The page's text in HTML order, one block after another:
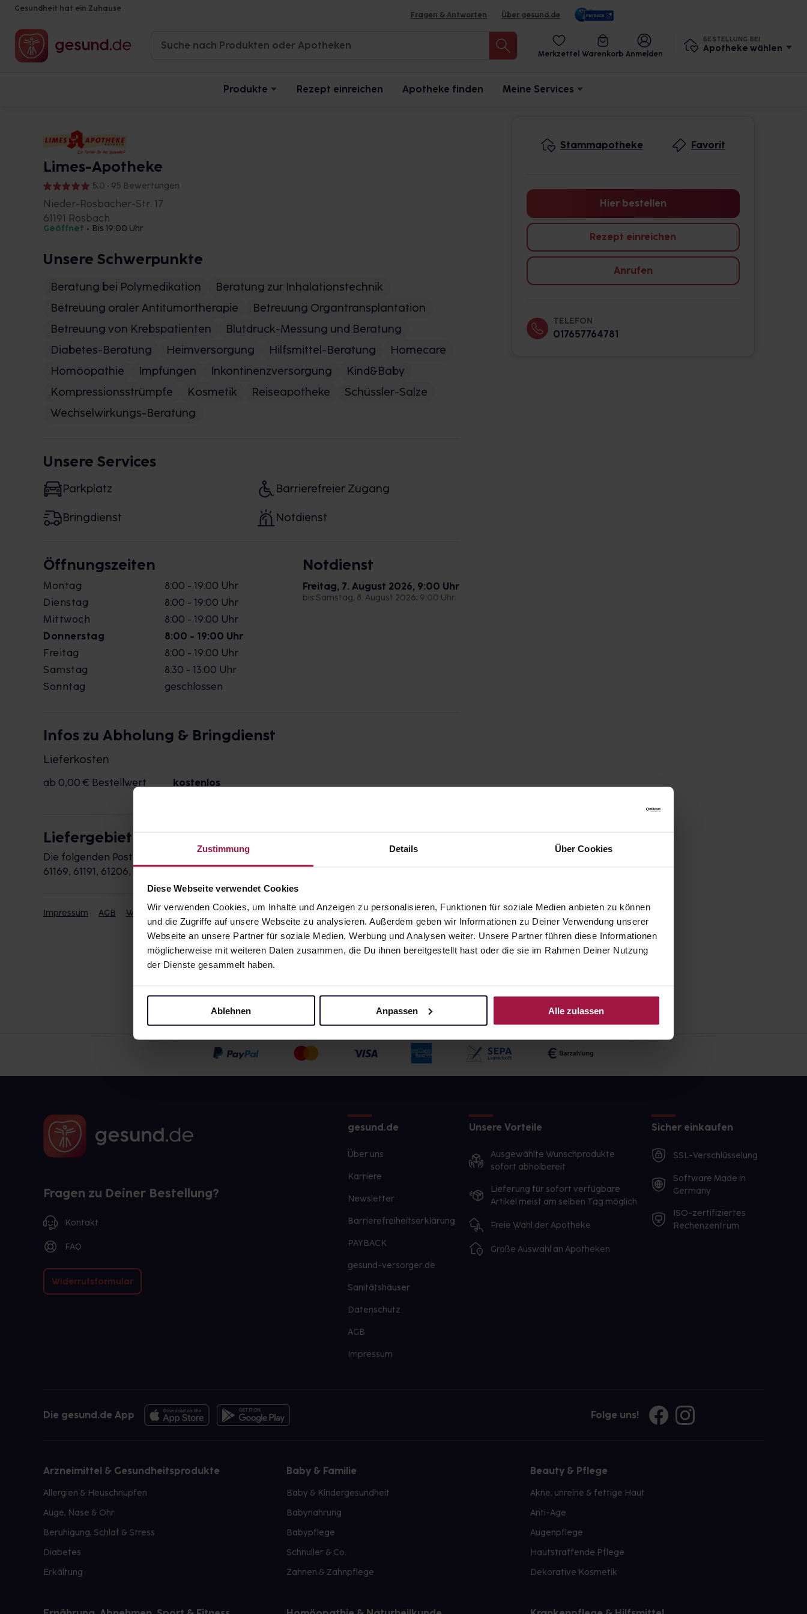
Zustimmung Details Über Cookies
Diese Webseite verwendet Cookies
Wir verwenden Cookies, um Inhalte und Anzeigen zu personalisieren, Funktionen für soziale Medien anbieten zu können
und die Zugriffe auf unsere Webseite zu analysieren. Außerdem geben wir Informationen zu Deiner Verwendung unserer
Webseite an unsere Partner für soziale Medien, Werbung und Analysen weiter. Unsere Partner führen diese Informationen
möglicherweise mit weiteren Daten zusammen, die Du ihnen bereitgestellt hast oder die sie im Rahmen Deiner Nutzung
der Dienste gesammelt haben.
Ablehnen Anpassen Alle zulassen
Gesundheit hat ein Zuhause
Fragen & Antworten Über gesund.de
Merkzettel Warenkorb Anmelden
BESTELLUNG BEI
Apotheke wählen
Produkte Rezept einreichen Apotheke finden Meine Services
Limes-Apotheke
5,0 • 95 Bewertungen
Nieder-Rosbacher-Str. 17
61191 Rosbach
Geöffnet • Bis 19:00 Uhr
Unsere Schwerpunkte
Beratung bei Polymedikation
Beratung zur Inhalationstechnik
Betreuung oraler Antitumortherapie
Betreuung Organtransplantation
Betreuung von Krebspatienten
Blutdruck-Messung und Beratung
Diabetes-Beratung
Heimversorgung Hilfsmittel-Beratung
Homecare
Homöopathie
Impfungen Inkontinenzversorgung
Kind&Baby
Kompressionsstrümpfe
Kosmetik Reiseapotheke
Schüssler-Salze
Wechselwirkungs-Beratung
Unsere Services
Parkplatz Barrierefreier Zugang
Bringdienst Notdienst
Öffnungszeiten
Montag
8:00 - 19:00 Uhr
Dienstag
8:00 - 19:00 Uhr
Mittwoch
8:00 - 19:00 Uhr
Donnerstag
8:00 - 19:00 Uhr
Freitag
8:00 - 19:00 Uhr
Samstag
8:30 - 13:00 Uhr
Sonntag
geschlossen
Notdienst
Freitag, 7. August 2026, 9:00 Uhr
bis Samstag, 8. August 2026, 9:00 Uhr
Infos zu Abholung & Bringdienst
Lieferkosten
ab 0,00 € Bestellwert kostenlos
Liefergebiet
Die folgenden Postleitzahlen werden durch die Apotheke beliefert:
61169, 61191, 61206, 61231, 61381
Impressum AGB Widerrufsbelehrung Datenschutz
Stammapotheke Favorit
Hier bestellen
Rezept einreichen
Anrufen
TELEFON
017657764781
Fragen zu Deiner Bestellung?
Kontakt
FAQ
Widerrufsformular
gesund.de
Über uns
Karriere
Newsletter
Barrierefreiheitserklärung
PAYBACK
gesund-versorger.de
Sanitätshäuser
Datenschutz
AGB
Impressum
Unsere Vorteile
Ausgewählte Wunschprodukte
sofort abholbereit
Lieferung für sofort verfügbare
Artikel meist am selben Tag möglich
Freie Wahl der Apotheke
Große Auswahl an Apotheken
Sicher einkaufen
SSL-Verschlüsselung
Software Made in
Germany
ISO-zertifiziertes
Rechenzentrum
Die gesund.de App Folge uns!
Arzneimittel & Gesundheitsprodukte
Allergien & Heuschnupfen
Auge, Nase & Ohr
Beruhigung, Schlaf & Stress
Diabetes
Erkältung
Baby & Familie
Baby & Kindergesundheit
Babynahrung
Babypflege
Schnuller & Co.
Zahnen & Zahnpflege
Beauty & Pflege
Akne, unreine & fettige Haut
Anti-Age
Augenpflege
Hautstraffende Pflege
Dekorative Kosmetik